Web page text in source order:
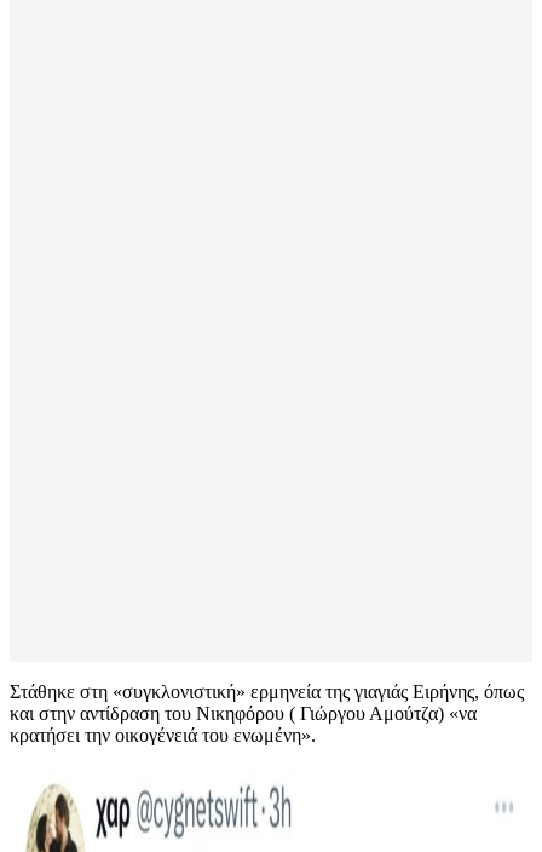
Στάθηκε στη «συγκλονιστική» ερμηνεία της γιαγιάς Ειρήνης, όπως
και στην αντίδραση του Νικηφόρου ( Γιώργου Αμούτζα) «να
κρατήσει την οικογένειά του ενωμένη».